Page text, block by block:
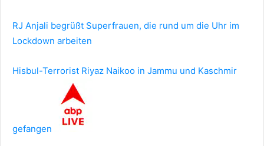
RJ Anjali begrüßt Superfrauen, die rund um die Uhr im
Lockdown arbeiten
Hisbul-Terrorist Riyaz Naikoo in Jammu und Kaschmir
gefangen